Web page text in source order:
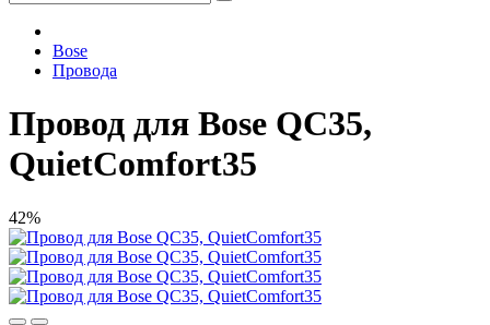
Bose
Провода
Провод для Bose QC35,
QuietComfort35
42%